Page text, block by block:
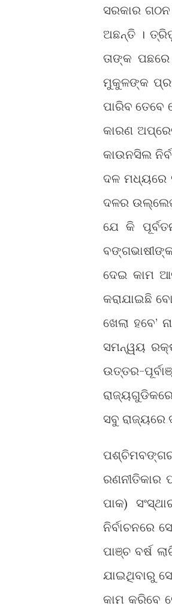
ସରକାର
ଅଛନ୍ତି ।
ତାଙ୍କ
ମୁକୁଳଙ୍କ
ପାରିବ ତେବେ
କାରଣ
କାଉନସିଲ
ଦଳ ମଧ୍ୟରେ
ଦଳର
ଯେ କି
ଦେଇ କାମ
କରାଯାଇଛି
ଖେଲା
ସମନ୍ୱୟ
ଉତ୍ତର-
ସବୁ ରାଜ୍ୟରେ
ପଶ୍ଚିମବଙ୍ଗର
ପାକ)
ନିର୍ବାଚନରେ
ପାଞ୍ଚ ବର୍ଷ
ଯାଇଥିବାରୁ
କାମ କରିବେ